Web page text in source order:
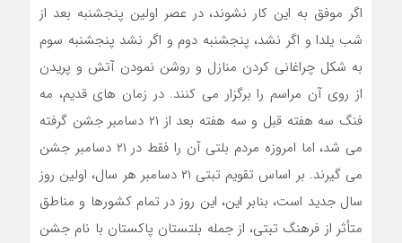
اگر موفق به این کار نشوند، در عصر اولین پنجشنبه بعد از
شب یلدا و اگر نشد، پنجشنبه دوم و اگر نشد پنجشنبه سوم
به شکل چراغانی کردن منازل و روشن نمودن آتش و پریدن
از روی آن مراسم را برگزار می کنند. در زمان های قدیم، مه
فنگ سه هفته قبل و سه هفته بعد از ۲۱ دسامبر جشن گرفته
می شد، اما امروزه مردم بلتی آن را فقط در ۲۱ دسامبر جشن
می گیرند. بر اساس تقویم تبتی ۲۱ دسامبر هر سال، اولین روز
سال جدید است، بنابر این، این روز در تمام کشورها و مناطق
متأثر از فرهنگ تبتی، از جمله بلتستان پاکستان با نام جشن